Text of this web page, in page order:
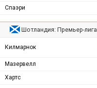
Спаэри
Шотландия: Премьер-лига
Килмарнок
Мазервелл
Хартс